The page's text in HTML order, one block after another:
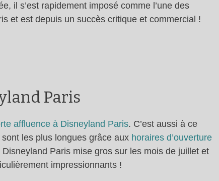
il s’est rapidement imposé comme l’une des
et est depuis un succès critique et commercial !
Paris
affluence à Disneyland Paris. C’est aussi à ce
les plus longues grâce aux horaires d’ouverture
Paris mise gros sur les mois de juillet et
impressionnants !